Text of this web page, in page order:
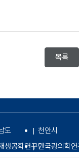
목록
도
천안시
생공학연구원단국광의학